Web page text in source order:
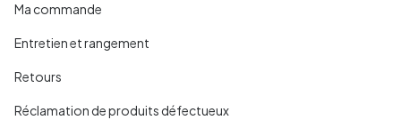
Ma commande
Entretien et rangement
Retours
Réclamation de produits défectueux